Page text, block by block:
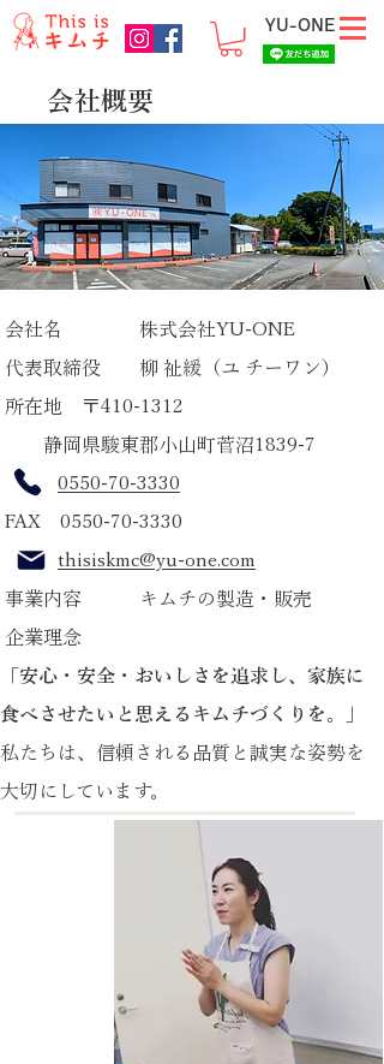
YU-ONE
会社概要
会社名 株式会社YU-ONE
代表取締役 柳 祉緩（ユ チーワン）
​ 所在地 〒410-1312
静岡県駿東郡小山町菅沼1839-7
0550-70-3330
FAX 0550-70-3330
​ thisiskmc@yu-one.com
事業内容 キムチの製造・販売
企業理念
「安心・安全・お​いしさを追求し、家族に
食べさせたいと思えるキムチづくりを。」
​私たちは、信頼される品質と誠実な姿勢を
大切にしています。